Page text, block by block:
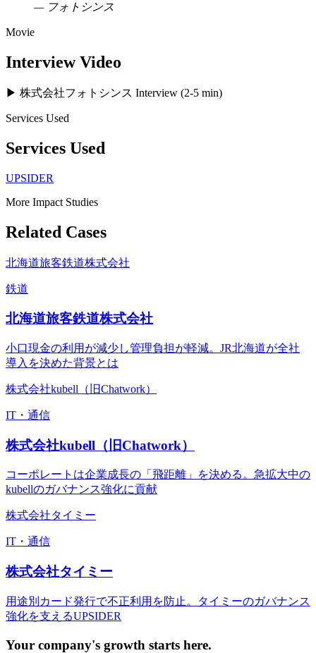
— フォトシンス
Movie
Interview Video
▶ 株式会社フォトシンス Interview (2-5 min)
Services Used
Services Used
UPSIDER
More Impact Studies
Related Cases
北海道旅客鉄道株式会社
鉄道
北海道旅客鉄道株式会社
小口現金の利用が減少し管理負担が軽減。JR北海道が全社
導入を決めた背景とは
株式会社kubell（旧Chatwork）
IT・通信
株式会社kubell（旧Chatwork）
コーポレートは企業成長の「飛距離」を決める。急拡大中の
kubellのガバナンス強化に貢献
株式会社タイミー
IT・通信
株式会社タイミー
用途別カード発行で不正利用を防止。タイミーのガバナンス
強化を支えるUPSIDER
Your company's growth starts here.